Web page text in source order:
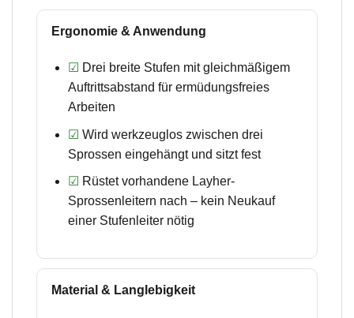
Ergonomie & Anwendung
☑ Drei breite Stufen mit gleichmäßigem
Auftrittsabstand für ermüdungsfreies
Arbeiten
☑ Wird werkzeuglos zwischen drei
Sprossen eingehängt und sitzt fest
☑ Rüstet vorhandene Layher-
Sprossenleitern nach – kein Neukauf
einer Stufenleiter nötig
Material & Langlebigkeit